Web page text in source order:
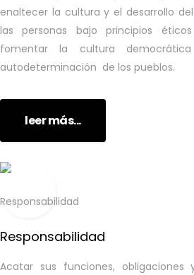
enaltecer la cultura y el desarrollo
las personas bajo principios
fomentar la cultura
autodeterminación de los pueblos.
leer más...
Responsabilidad
Acatar sus funciones,